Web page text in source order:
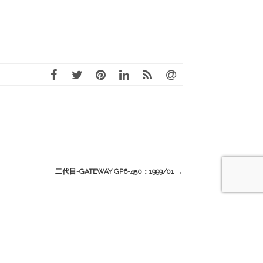
二代目-GATEWAY GP6-450：1999/01 →